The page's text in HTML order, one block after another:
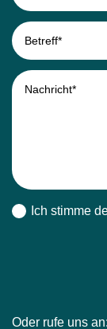
Ich stimme
Oder rufe uns an: